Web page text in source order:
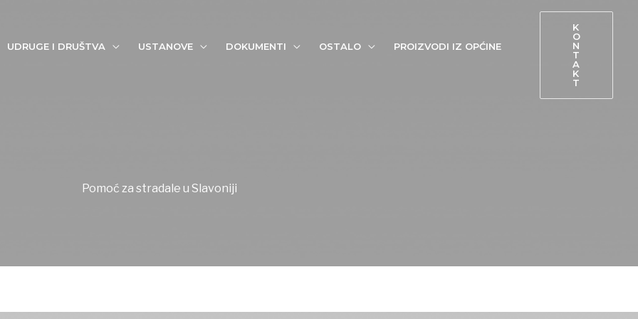
UDRUGE I DRUŠTVA USTANOVE DOKUMENTI OSTALO
PROIZVODI IZ OPĆINE
K
O
N
T
A
K
T
Pomoć za stradale u Slavoniji